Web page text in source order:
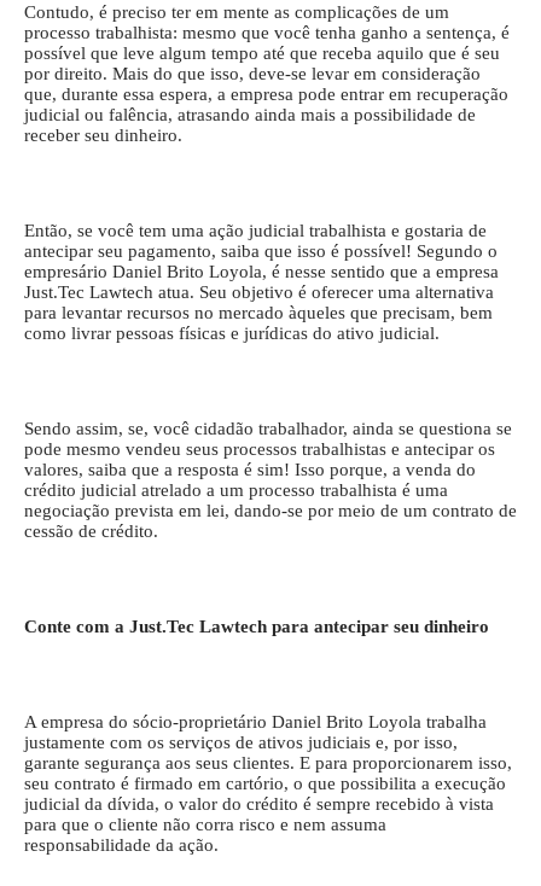
Contudo, é preciso ter em mente as complicações de um
processo trabalhista: mesmo que você tenha ganho a sentença, é
possível que leve algum tempo até que receba aquilo que é seu
por direito. Mais do que isso, deve-se levar em consideração
que, durante essa espera, a empresa pode entrar em recuperação
judicial ou falência, atrasando ainda mais a possibilidade de
receber seu dinheiro.
Então, se você tem uma ação judicial trabalhista e gostaria de
antecipar seu pagamento, saiba que isso é possível! Segundo o
empresário Daniel Brito Loyola, é nesse sentido que a empresa
Just.Tec Lawtech atua. Seu objetivo é oferecer uma alternativa
para levantar recursos no mercado àqueles que precisam, bem
como livrar pessoas físicas e jurídicas do ativo judicial.
Sendo assim, se, você cidadão trabalhador, ainda se questiona se
pode mesmo vendeu seus processos trabalhistas e antecipar os
valores, saiba que a resposta é sim! Isso porque, a venda do
crédito judicial atrelado a um processo trabalhista é uma
negociação prevista em lei, dando-se por meio de um contrato de
cessão de crédito.
Conte com a Just.Tec Lawtech para antecipar seu dinheiro
A empresa do sócio-proprietário Daniel Brito Loyola trabalha
justamente com os serviços de ativos judiciais e, por isso,
garante segurança aos seus clientes. E para proporcionarem isso,
seu contrato é firmado em cartório, o que possibilita a execução
judicial da dívida, o valor do crédito é sempre recebido à vista
para que o cliente não corra risco e nem assuma
responsabilidade da ação.